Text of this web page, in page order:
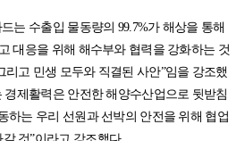
는 수출입 물동량의 99.7%가 해상을 통해
대응을 위해 해수부와 협력을 강화하는 것
고 민생 모두와 직결된 사안”임을 강조했
경제활력은 안전한 해양수산업으로 뒷받침
하는 우리 선원과 선박의 안전을 위해 협업